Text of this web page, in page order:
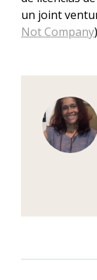
un joint
Not Company